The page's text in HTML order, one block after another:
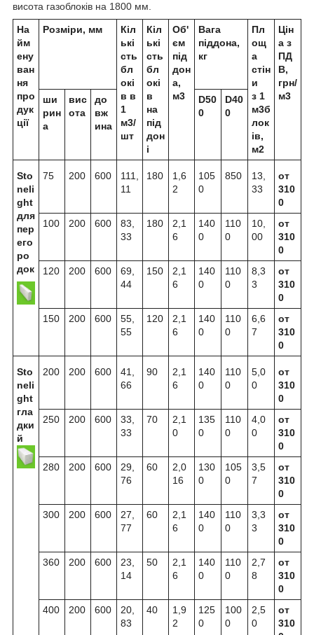
висота газоблоків на 1800 мм.
На
йм
ену
ван
ня
про
дук
ції
Розміри, мм
Кіл
ькі
сть
бл
окі
в в
1
м3/
шт
Кіл
ькі
сть
бл
окі
в
на
під
дон
і
Об'
єм
під
дон
а,
м3
Вага
піддона,
кг
Пл
ощ
а
стін
и
з 1
м3б
лок
ів,
м2
Цін
а з
ПД
В,
грн/
м3
ши
рин
а
вис
ота
до
вж
ина
D50
0
D40
0
Sto
neli
ght
для
пер
его
ро
док
75 200 600
111,
11
180
1,6
2
105
0
850
13,
33
от
310
0
100
200 600
83,
33
180
2,1
6
140
0
110
0
10,
00
от
310
0
120
200 600
69,
44
150
2,1
6
140
0
110
0
8,3
3
от
310
0
150
200 600
55,
55
120
2,1
6
140
0
110
0
6,6
7
от
310
0
Sto
neli
ght
гла
дки
й
200 200 600
41,
66
90
2,1
6
140
0
110
0
5,0
0
от
310
0
250
200 600
33,
33
70
2,1
0
135
0
110
0
4,0
0
от
310
0
280
200 600
29,
76
60
2,0
16
130
0
105
0
3,5
7
от
310
0
300
200 600
27,
77
60
2,1
6
140
0
110
0
3,3
3
от
310
0
360
200 600
23,
14
50
2,1
6
140
0
110
0
2,7
8
от
310
0
400
200 600
20,
83
40
1,9
2
125
0
100
0
2,5
0
от
310